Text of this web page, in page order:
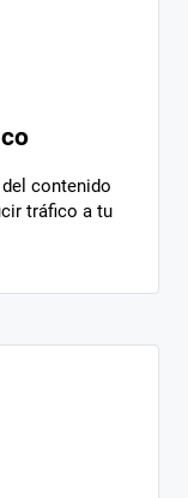
contenido
tráfico a tu